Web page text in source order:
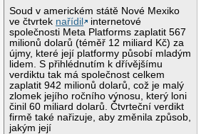
Soud v americkém státě Nové Mexiko
ve čtvrtek nařídil
internetové
společnosti Meta Platforms zaplatit 567
milionů dolarů (téměř 12 miliard Kč) za
újmy, které její platformy působí mladým
lidem. S přihlédnutím k dřívějšímu
verdiktu tak má společnost celkem
zaplatit 942 milionů dolarů, což je malý
zlomek jejího ročního výnosu, který loni
činil 60 miliard dolarů. Čtvrteční verdikt
firmě také nařizuje, aby změnila způsob,
jakým její